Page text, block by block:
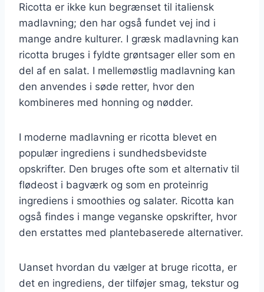
Ricotta er ikke kun begrænset til italiensk
madlavning; den har også fundet vej ind i
mange andre kulturer. I græsk madlavning kan
ricotta bruges i fyldte grøntsager eller som en
del af en salat. I mellemøstlig madlavning kan
den anvendes i søde retter, hvor den
kombineres med honning og nødder.
I moderne madlavning er ricotta blevet en
populær ingrediens i sundhedsbevidste
opskrifter. Den bruges ofte som et alternativ til
flødeost i bagværk og som en proteinrig
ingrediens i smoothies og salater. Ricotta kan
også findes i mange veganske opskrifter, hvor
den erstattes med plantebaserede alternativer.
Uanset hvordan du vælger at bruge ricotta, er
det en ingrediens, der tilføjer smag, tekstur og